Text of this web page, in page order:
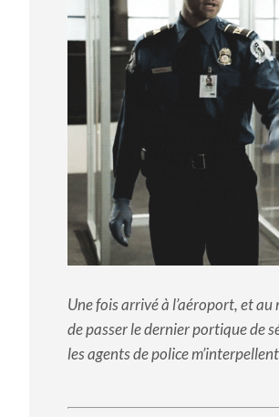
Une fois arrivé à l’aéroport, et au
de passer le dernier portique de
les agents de police